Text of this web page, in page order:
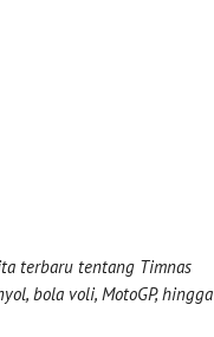
terbaru tentang Timnas
bola voli, MotoGP, hingga